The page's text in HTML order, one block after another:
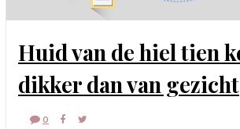
Huid van de hiel tien keer
dikker dan van gezicht
0